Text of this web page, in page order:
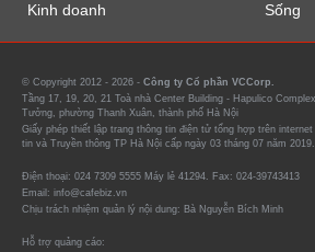
Kinh doanh Sống
© Copyright 2012 - 2026 - Công ty Cổ phần VCCorp.
Tầng 17, 19, 20, 21 Toà nhà Center Building - Hapulico
Tưởng, phường Thanh Xuân, thành phố Hà Nội
Giấy phép thiết lập trang thông tin điện tử tổng hợp trên
tin và Truyền thông TP Hà Nội cấp ngày 03 tháng 07 năm 2019.
Điện thoại: 024 7309 5555 Máy lẻ 41294. Fax: 024-39743413
Email: info@cafebiz.vn
Chịu trách nhiệm quản lý nội dung: Bà Nguyễn Bích Minh
Hỗ trợ quảng cáo: